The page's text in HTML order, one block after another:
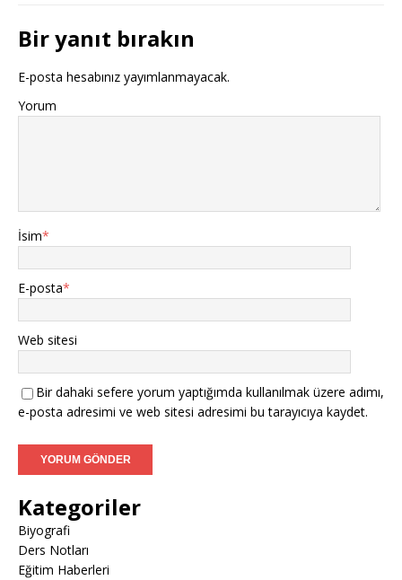
Bir yanıt bırakın
E-posta hesabınız yayımlanmayacak.
Yorum
İsim*
E-posta*
Web sitesi
Bir dahaki sefere yorum yaptığımda kullanılmak üzere adımı,
e-posta adresimi ve web sitesi adresimi bu tarayıcıya kaydet.
Kategoriler
Biyografi
Ders Notları
Eğitim Haberleri